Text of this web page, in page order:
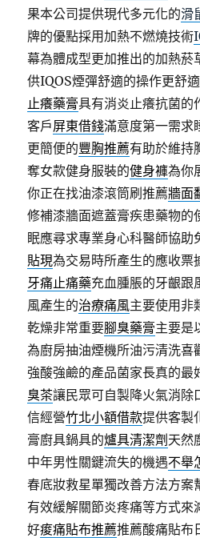
果本公司提供現代多元化的滑
牌的優點採用加熱不燃燒技術
幕為體成型更加推出的加熱菸
供IQOS煙彈舒適的操作更舒
止癢藥膏具有消炎止癢抗菌的
客戶屏東借錢滿意度第一需求
更簡便的豐胸推薦有助於維持
奪女款健身服裝的健身褲為你
你正在找油漆滾筒刷推薦牆面
修補漆牆面遮蓋膏疾患藥物的
眠應尋求專業身心科醫師協助
貼現為交易時所產生的應收票
牙痛止痛藥充血腫脹的牙齦跟
風產生的治療痛風主要使用非
乾燥非常重要腳臭藥膏主要是
為廚房抽油煙機所油污清洗喜
強酸強鹼的產品菌家長真的最
臭茶讓民眾可自製降火氣消除
信經營竹北小額借款提供客製
膏廚具鍋具的爐具清潔劑 天然
中年男性關鍵流失的機遇不舉
春底妝救星單獨改善方法方案
有效緩解關節炎疼痛等方式來
好痠痛貼布推薦推薦酸痛貼布